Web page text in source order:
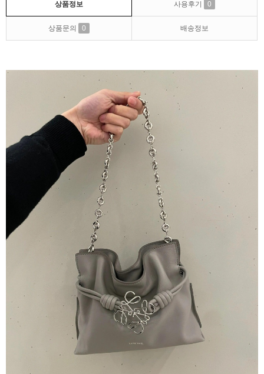
상품정보 사용후기 0
상품문의 0 배송정보